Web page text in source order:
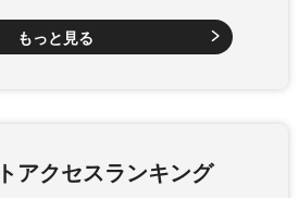
もっと見る
アクセスランキング